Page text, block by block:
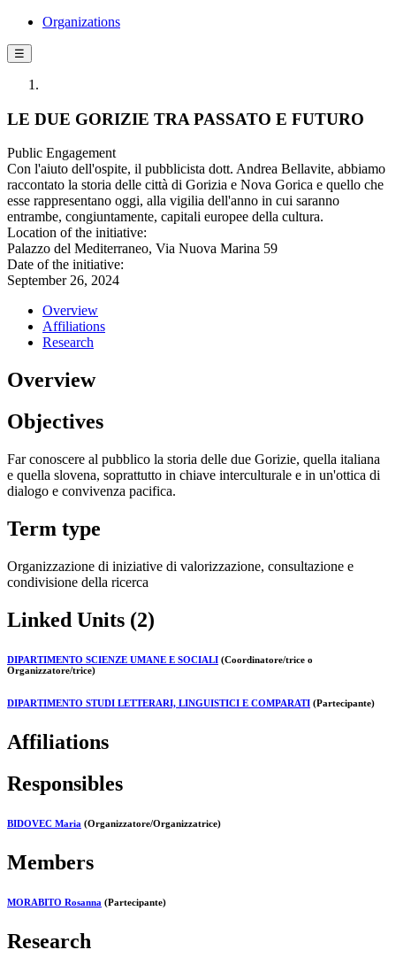
Organizations
☰
LE DUE GORIZIE TRA PASSATO E FUTURO
Public Engagement
Con l'aiuto dell'ospite, il pubblicista dott. Andrea Bellavite, abbiamo
raccontato la storia delle città di Gorizia e Nova Gorica e quello che
esse rappresentano oggi, alla vigilia dell'anno in cui saranno
entrambe, congiuntamente, capitali europee della cultura.
Location of the initiative:
Palazzo del Mediterraneo, Via Nuova Marina 59
Date of the initiative:
September 26, 2024
Overview
Affiliations
Research
Overview
Objectives
Far conoscere al pubblico la storia delle due Gorizie, quella italiana
e quella slovena, soprattutto in chiave interculturale e in un'ottica di
dialogo e convivenza pacifica.
Term type
Organizzazione di iniziative di valorizzazione, consultazione e
condivisione della ricerca
Linked Units (2)
DIPARTIMENTO SCIENZE UMANE E SOCIALI (Coordinatore/trice o
Organizzatore/trice)
DIPARTIMENTO STUDI LETTERARI, LINGUISTICI E COMPARATI (Partecipante)
Affiliations
Responsibles
BIDOVEC Maria (Organizzatore/Organizzatrice)
Members
MORABITO Rosanna (Partecipante)
Research